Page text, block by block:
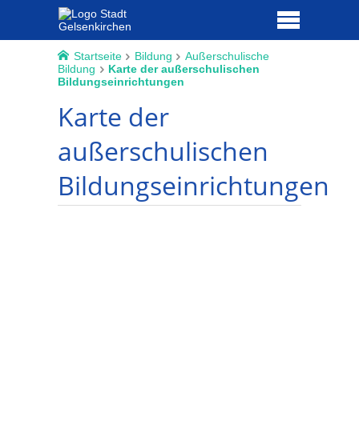
Startseite Bildung
Außerschulische
Bildung
Karte der außerschulischen
Bildungseinrichtungen
Karte der
außerschulischen
Bildungseinrichtungen